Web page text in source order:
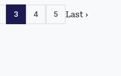
3 4 5 Last ›